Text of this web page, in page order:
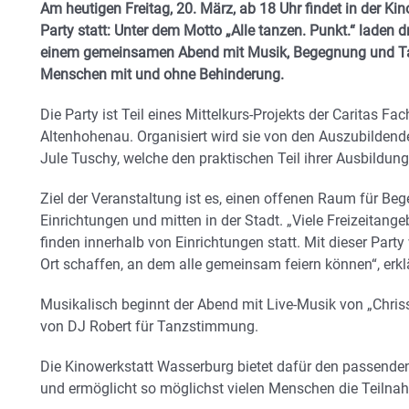
Am heutigen Freitag, 20. März, ab 18 Uhr findet in der
Party statt: Unter dem Motto „Alle tanzen. Punkt.“ laden
einem gemeinsamen Abend mit Musik, Begegnung und
Menschen mit und ohne Behinderung.
Die Party ist Teil eines Mittelkurs-Projekts der Caritas
Altenhohenau. Organisiert wird sie von den
Jule Tuschy, welche den praktischen Teil ihrer
Ziel der Veranstaltung ist es, einen offenen Raum für
Einrichtungen und mitten in der Stadt. „Viele
finden innerhalb von Einrichtungen statt. Mit dieser
Ort schaffen, an dem alle gemeinsam feiern können“,
Musikalisch beginnt der Abend mit Live-Musik von
von DJ Robert für Tanzstimmung.
Die Kinowerkstatt Wasserburg bietet dafür den
und ermöglicht so möglichst vielen Menschen die